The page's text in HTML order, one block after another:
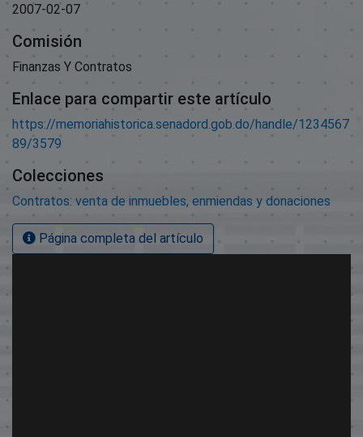
2007-02-07
Comisión
Finanzas Y Contratos
Enlace para compartir este artículo
https://memoriahistorica.senadord.gob.do/handle/1234567
89/3579
Colecciones
Contratos: venta de inmuebles, enmiendas y donaciones
Página completa del artículo